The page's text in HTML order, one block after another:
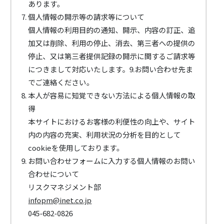
あります。
個人情報の開示等の請求等について
個人情報の利用目的の通知、開示、内容の訂正、追
加又は削除、利用の停止、消去、第三者への提供の
停止、又は第三者提供記録の開示に関するご請求等
につきまして対応いたします。9.お問い合わせ先ま
でご連絡ください。
本人が容易に知覚できない方法による個人情報の取
得
本サイトにおけるお客様の利便性の向上や、サイト
内の内容の充実、利用状況の分析を目的として
cookieを使用しております。
お問い合わせフォームに入力する個人情報のお問い
合わせについて
リスクマネジメント部
infopm@inet.co.jp
045-682-0826